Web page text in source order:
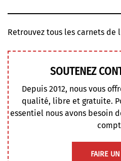
Retrouvez tous les carnets de
SOUTENEZ
Depuis 2012, nous vous
qualité, libre et gratuite.
essentiel nous avons besoin
FAIRE